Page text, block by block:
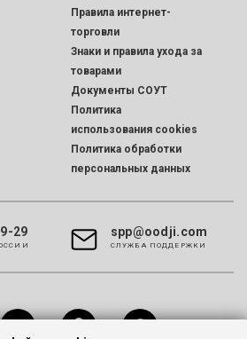
Правила интернет-
торговли
Знаки и правила ухода за
товарами
Документы СОУТ
Политика
использования cookies
Политика обработки
персональных данных
29 spp@oodji.com
CЛУЖБА ПОДДЕРЖКИ